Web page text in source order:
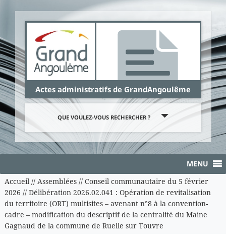
Actes administratifs de GrandAngoulême
QUE VOULEZ-VOUS RECHERCHER ?
MENU
Accueil// Assemblées// Conseil communautaire du 5 février
2026 // Délibération 2026.02.041 : Opération de revitalisation
du territoire (ORT) multisites – avenant n°8 à la convention-
cadre – modification du descriptif de la centralité du Maine
Gagnaud de la commune de Ruelle sur Touvre
Panneau de gestion des cookies